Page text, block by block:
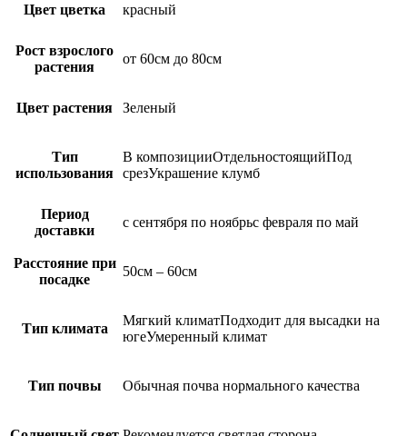
Цвет цветка красный
Рост взрослого
растения
от 60см до 80см
Цвет растения Зеленый
Тип
использования
В композицииОтдельностоящийПод
срезУкрашение клумб
Период
доставки
с сентября по ноябрьс февраля по май
Расстояние при
посадке
50см – 60см
Тип климата
Мягкий климатПодходит для высадки на
югеУмеренный климат
Тип почвы Обычная почва нормального качества